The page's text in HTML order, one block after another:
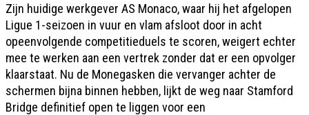
Zijn huidige werkgever AS Monaco, waar hij het afgelopen
Ligue 1-seizoen in vuur en vlam afsloot door in acht
opeenvolgende competitieduels te scoren, weigert echter
mee te werken aan een vertrek zonder dat er een opvolger
klaarstaat. Nu de Monegasken die vervanger achter de
schermen bijna binnen hebben, lijkt de weg naar Stamford
Bridge definitief open te liggen voor een